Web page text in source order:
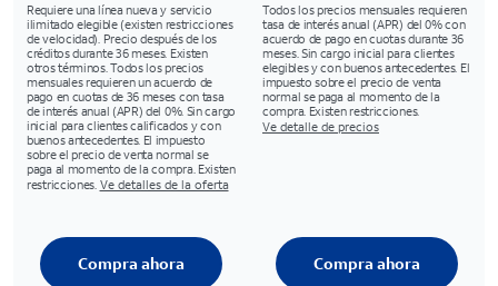
Requiere una línea nueva y servicio
ilimitado elegible (existen restricciones
de velocidad). Precio después de los
créditos durante 36 meses. Existen
otros términos. Todos los precios
mensuales requieren un acuerdo de
pago en cuotas de 36 meses con tasa
de interés anual (APR) del 0%. Sin cargo
inicial para clientes calificados y con
buenos antecedentes. El impuesto
sobre el precio de venta normal se
paga al momento de la compra. Existen
restricciones. Ve detalles de la oferta
Todos los precios mensuales requieren
tasa de interés anual (APR) del 0% con
acuerdo de pago en cuotas durante 36
meses. Sin cargo inicial para clientes
elegibles y con buenos antecedentes. El
impuesto sobre el precio de venta
normal se paga al momento de la
compra. Existen restricciones.
Ve detalle de precios
Compra ahora Compra ahora